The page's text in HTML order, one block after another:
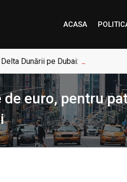
ACASA
Dunării pe Dubai: „Uneori,
euro, pentru